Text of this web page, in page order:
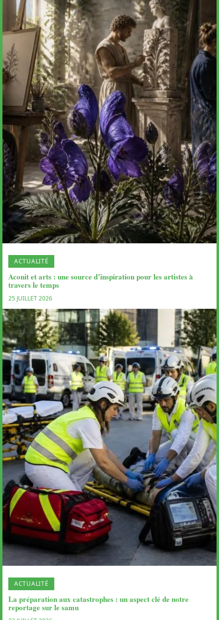
ACTUALITÉ
Aconit et arts : une source d’inspiration pour les artistes à
travers le temps
25 JUILLET 2026
ACTUALITÉ
La préparation aux catastrophes : un aspect clé de notre
reportage sur le samu